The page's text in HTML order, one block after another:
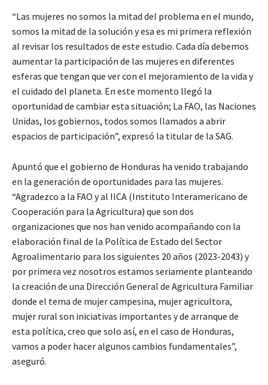
“Las mujeres no somos la mitad del problema en el mundo,
somos la mitad de la solución y esa es mi primera reflexión
al revisar los resultados de este estudio. Cada día debemos
aumentar la participación de las mujeres en diferentes
esferas que tengan que ver con el mejoramiento de la vida y
el cuidado del planeta. En este momento llegó la
oportunidad de cambiar esta situación; La FAO, las Naciones
Unidas, los gobiernos, todos somos llamados a abrir
espacios de participación”, expresó la titular de la SAG.
Apuntó que el gobierno de Honduras ha venido trabajando
en la generación de oportunidades para las mujeres.
“Agradezco a la FAO y al IICA (Instituto Interamericano de
Cooperación para la Agricultura) que son dos
organizaciones que nos han venido acompañando con la
elaboración final de la Política de Estado del Sector
Agroalimentario para los siguientes 20 años (2023-2043) y
por primera vez nosotros estamos seriamente planteando
la creación de una Dirección General de Agricultura Familiar
donde el tema de mujer campesina, mujer agricultora,
mujer rural son iniciativas importantes y de arranque de
esta política, creo que solo así, en el caso de Honduras,
vamos a poder hacer algunos cambios fundamentales”,
aseguró.